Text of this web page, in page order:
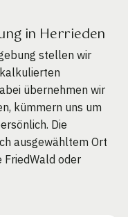
in Herrieden
stellen wir
übernehmen wir
kümmern uns um
Die
ausgewähltem Ort
FriedWald oder